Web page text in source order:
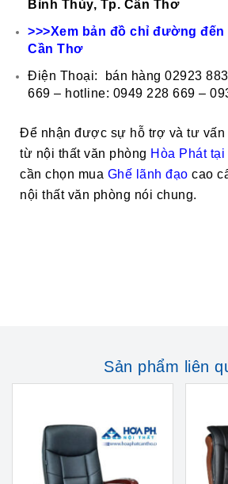
Bình Thủy, Tp. Cần Thơ
>>>Xem bản đồ chỉ đường
Cần Thơ
Điện Thoại: bán hàng 02923
669 – hotline: 0949 228 669 –
Để nhận được sự hỗ trợ và tư vấn
từ nội thất văn phòng Hòa Phát
cần chọn mua Ghế lãnh đạo cao
nội thất văn phòng nói chung.
Sản phẩm liên